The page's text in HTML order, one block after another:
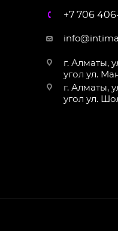
+7 706
г. Алматы,
угол ул.
г. Алматы,
угол ул.